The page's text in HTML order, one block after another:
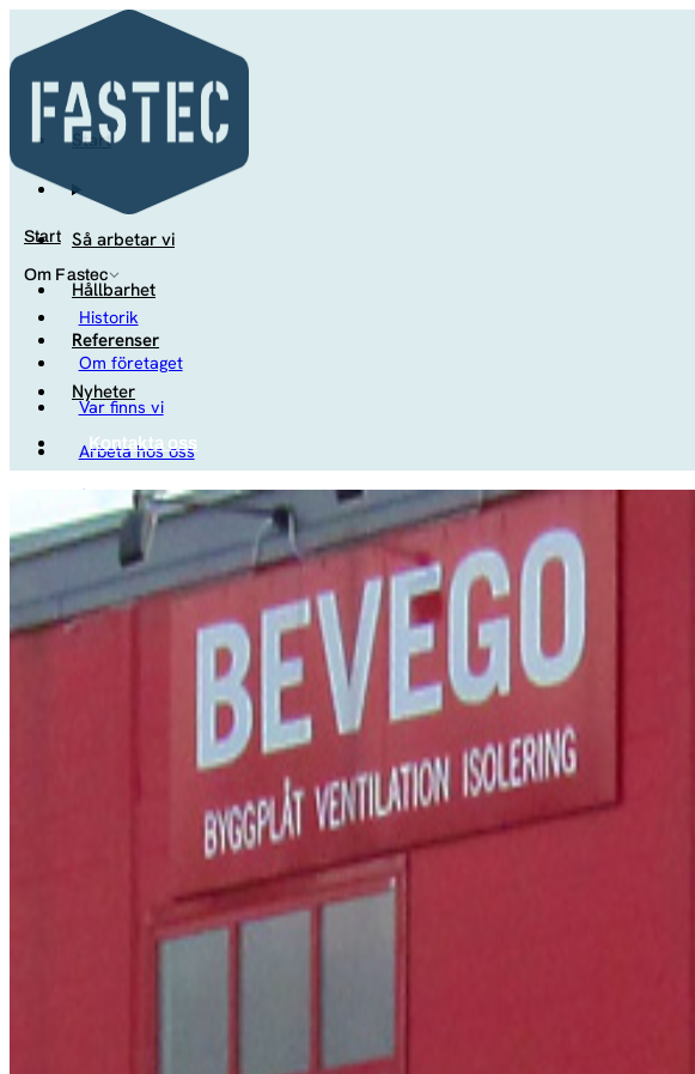
Start
Om Fastec
Historik
Om företaget
Var finns vi
Arbeta hos oss
Studenter
Så arbetar vi Hållbarhet Referenser Nyheter Kontakta oss
Start
Så arbetar vi
Hållbarhet
Referenser
Nyheter
Kontakta oss